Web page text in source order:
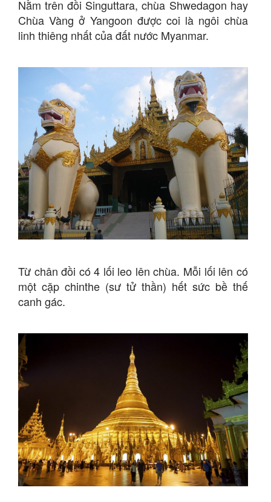
Nằm trên đồi Singuttara, chùa Shwedagon hay
Chùa Vàng ở Yangoon được coi là ngôi chùa
linh thiêng nhất của đất nước Myanmar.
Từ chân đồi có 4 lối leo lên chùa. Mỗi lối lên có
một cặp chinthe (sư tử thần) hết sức bề thế
canh gác.